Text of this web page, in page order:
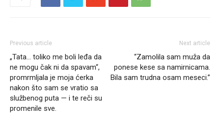
Previous article
„Tata… toliko me boli leđa da
ne mogu čak ni da spavam“,
promrmljala je moja ćerka
nakon što sam se vratio sa
službenog puta — i te reči su
promenile sve.
Next article
“Zamolila sam muža da
ponese kese sa namirnicama.
Bila sam trudna osam meseci.”